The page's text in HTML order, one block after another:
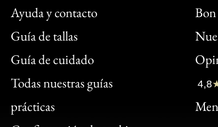
Ayuda y contacto
Guía de tallas
Guía de cuidado
Todas nuestras guías
prácticas
Bon
Clic
Bon
4,8